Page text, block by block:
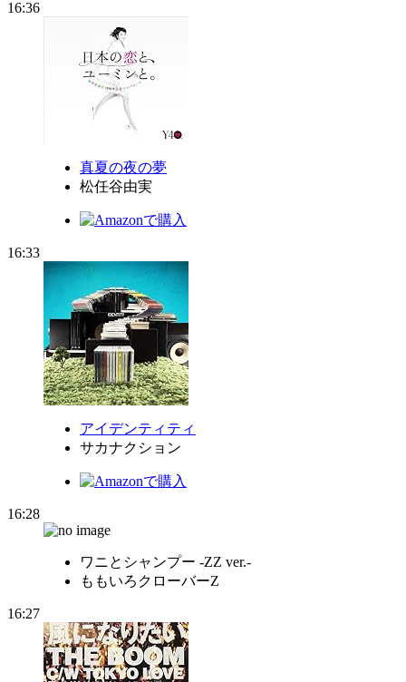
16:36
真夏の夜の夢
松任谷由実
16:33
アイデンティティ
サカナクション
16:28
ワニとシャンプー -ZZ ver.-
ももいろクローバーZ
16:27